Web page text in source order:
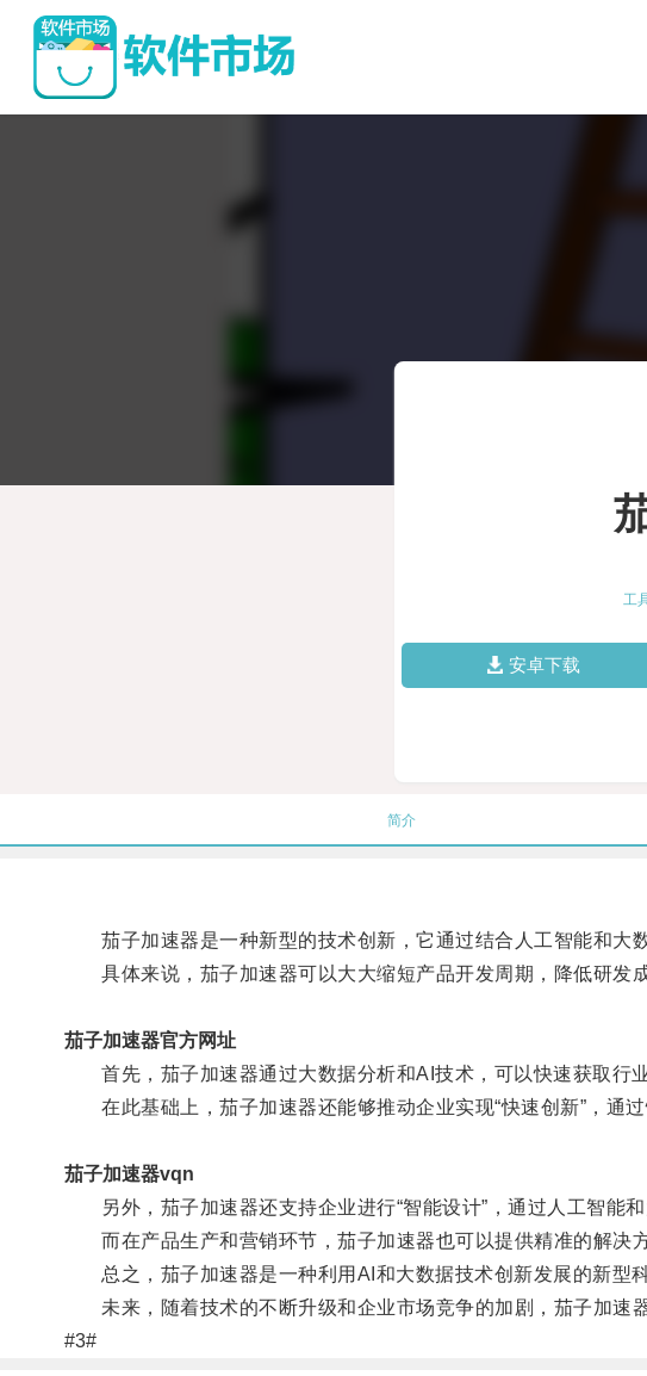
工
安卓下载
简介
茄子加速器是一种新型的技术创新，它通过结合人工智能和大
具体来说，茄子加速器可以大大缩短产品开发周期，降低研发成
茄子加速器官方网址
首先，茄子加速器通过大数据分析和AI技术，可以快速获取行
在此基础上，茄子加速器还能够推动企业实现“快速创新”，通过
茄子加速器vqn
另外，茄子加速器还支持企业进行“智能设计”，通过人工智能
而在产品生产和营销环节，茄子加速器也可以提供精准的解决
总之，茄子加速器是一种利用AI和大数据技术创新发展的新型
未来，随着技术的不断升级和企业市场竞争的加剧，茄子加速
#3#